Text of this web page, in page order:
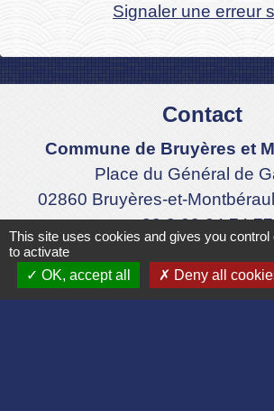
Signaler une erreur
Contact
Commune de Bruyères et
Place du Général de
02860 Bruyères-et-
+33 3 23 24 74 77
This site uses cookies and gives you
to activate
OK, accept all
Deny all